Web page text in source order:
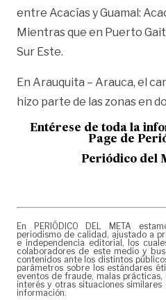
entre Acacías y Guamal:
Mientras que en Puerto
Sur Este.
En Arauquita – Arauca, el
hizo parte de las zonas en
Entérese de toda la
Page de
Periódico del
En PERIÓDICO DEL META
periodismo de calidad, ajustado a
e independencia editorial, los
colaboradores de este medio y
contenidos ante los distintos
parámetros sobre los estándares
eventos de fraude, malas
interés y otras situaciones
información.